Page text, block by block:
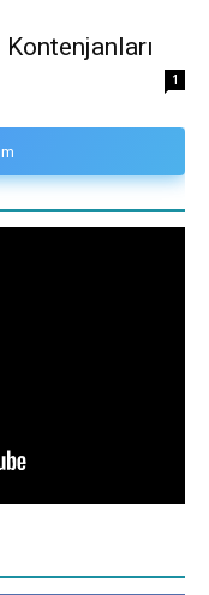
Kontenjanları
1